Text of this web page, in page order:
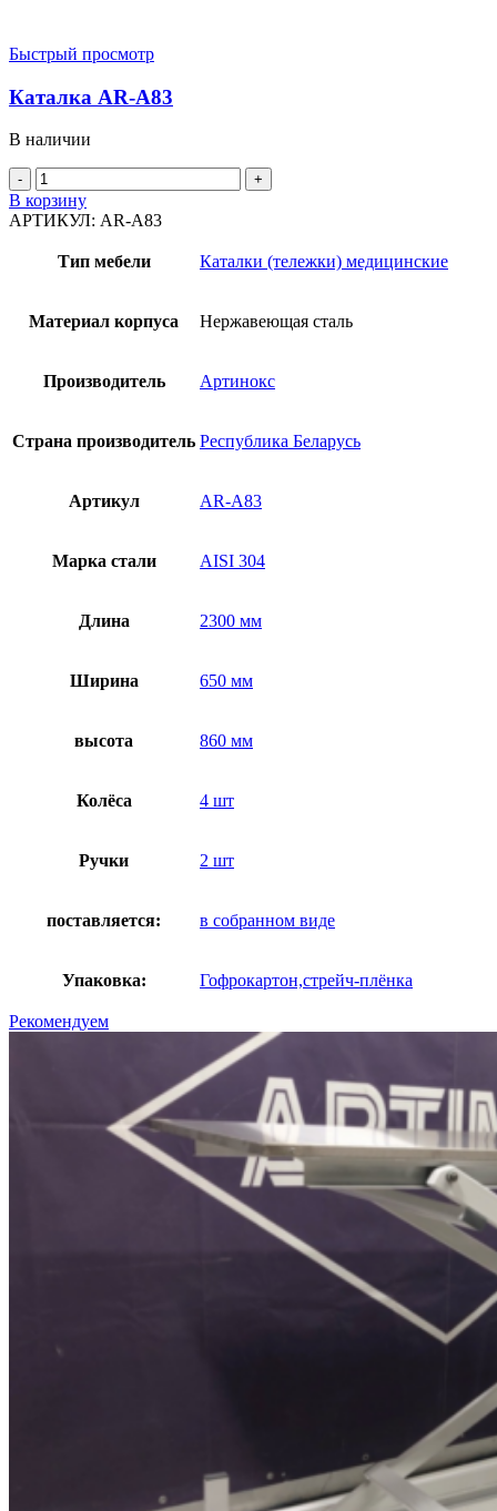
Быстрый просмотр
Каталка AR-A83
В наличии
Количество
товара
Каталка
A83
В корзину
АРТИКУЛ: AR-A83
Тип мебели Каталки (тележки) медицинские
Материал корпуса Нержавеющая сталь
Производитель Артинокс
Страна производитель Республика Беларусь
Артикул AR-A83
Марка стали AISI 304
Длина 2300 мм
Ширина 650 мм
высота 860 мм
Колёса 4 шт
Ручки 2 шт
поставляется: в собранном виде
Упаковка: Гофрокартон,стрейч-плёнка
Рекомендуем